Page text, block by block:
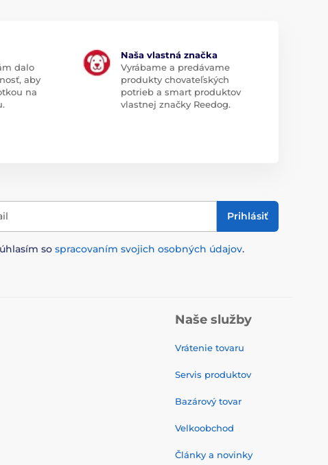
dalo
aby
na
Naša vlastná značka
Vyrábame a predávame
produkty chovateľských
potrieb a smart produktov
vlastnej značky Reedog.
Prihlásiť
so spracovaním svojich osobných údajov.
Naše služby
Vrátenie tovaru
Servis produktov
Bazárový tovar
Velkoobchod
Články a novinky